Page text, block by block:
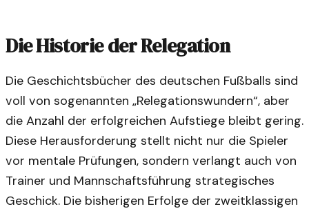
Die Historie der Relegation
Die Geschichtsbücher des deutschen Fußballs sind
voll von sogenannten „Relegationswundern“, aber
die Anzahl der erfolgreichen Aufstiege bleibt gering.
Diese Herausforderung stellt nicht nur die Spieler
vor mentale Prüfungen, sondern verlangt auch von
Trainer und Mannschaftsführung strategisches
Geschick. Die bisherigen Erfolge der zweitklassigen